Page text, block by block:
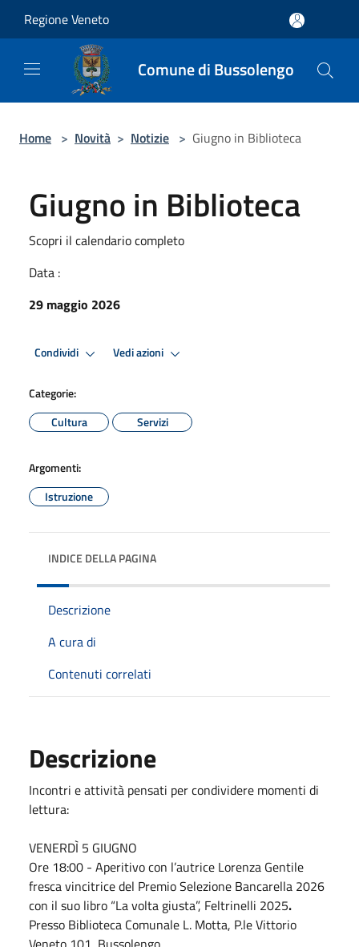
Regione Veneto
Comune di Bussolengo
Home > Novità > Notizie > Giugno in Biblioteca
Giugno in Biblioteca
Scopri il calendario completo
Data :
29 maggio 2026
Condividi Vedi azioni
Categorie:
Cultura
Servizi
Argomenti:
Istruzione
INDICE DELLA PAGINA
Descrizione
A cura di
Contenuti correlati
Descrizione
Incontri e attività pensati per condividere momenti di
lettura:
VENERDÌ 5 GIUGNO
Ore 18:00 - Aperitivo con l’autrice Lorenza Gentile
fresca vincitrice del Premio Selezione Bancarella 2026
con il suo libro “La volta giusta”, Feltrinelli 2025.
Presso Biblioteca Comunale L. Motta, P.le Vittorio